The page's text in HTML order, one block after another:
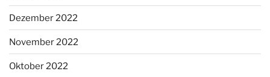
Dezember 2022
November 2022
Oktober 2022